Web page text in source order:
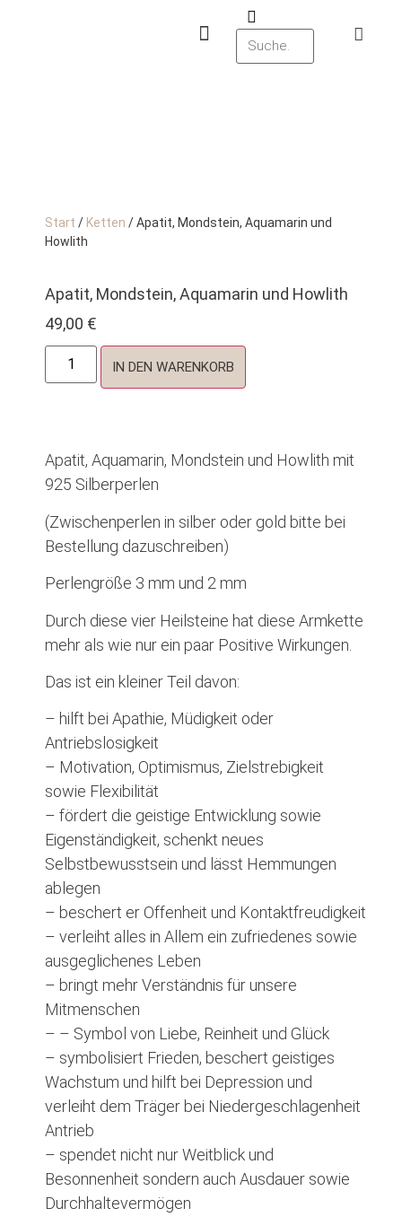
Start / Ketten / Apatit, Mondstein, Aquamarin und
Howlith
Apatit, Mondstein, Aquamarin und Howlith
49,00 €
IN DEN WARENKORB
Apatit, Aquamarin, Mondstein und Howlith mit
925 Silberperlen
(Zwischenperlen in silber oder gold bitte bei
Bestellung dazuschreiben)
Perlengröße 3 mm und 2 mm
Durch diese vier Heilsteine hat diese Armkette
mehr als wie nur ein paar Positive Wirkungen.
Das ist ein kleiner Teil davon:
– hilft bei Apathie, Müdigkeit oder
Antriebslosigkeit
– Motivation, Optimismus, Zielstrebigkeit
sowie Flexibilität
– fördert die geistige Entwicklung sowie
Eigenständigkeit, schenkt neues
Selbstbewusstsein und lässt Hemmungen
ablegen
– beschert er Offenheit und Kontaktfreudigkeit
– verleiht alles in Allem ein zufriedenes sowie
ausgeglichenes Leben
– bringt mehr Verständnis für unsere
Mitmenschen
– – Symbol von Liebe, Reinheit und Glück
– symbolisiert Frieden, beschert geistiges
Wachstum und hilft bei Depression und
verleiht dem Träger bei Niedergeschlagenheit
Antrieb
– spendet nicht nur Weitblick und
Besonnenheit sondern auch Ausdauer sowie
Durchhaltevermögen